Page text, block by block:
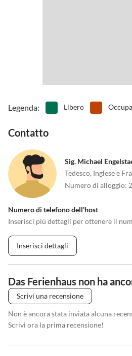
Legenda: Libero
Contatto
Sig. Michael
Tedesco, Inglese e
Numero di alloggio:
Numero di telefono dell'host
Inserisci più dettagli per ottenere il
Inserisci dettagli
Das Ferienhaus non ha
Scrivi una recensione
Non è ancora stata inviata alcuna
Scrivi ora la prima recensione!